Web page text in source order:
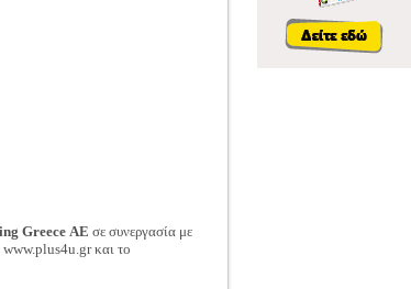
Greece ΑΕ σε συνεργασία με
www.plus4u.gr και το